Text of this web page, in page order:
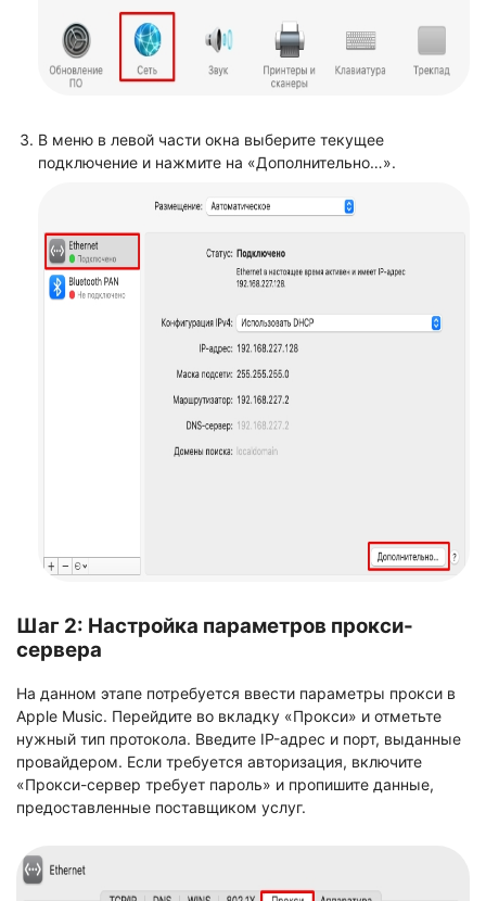
В меню в левой части окна выберите текущее
подключение и нажмите на «Дополнительно…».
Шаг 2: Настройка параметров прокси-
сервера
На данном этапе потребуется ввести параметры прокси в
Apple Music. Перейдите во вкладку «Прокси» и отметьте
нужный тип протокола. Введите IP-адрес и порт, выданные
провайдером. Если требуется авторизация, включите
«Прокси-сервер требует пароль» и пропишите данные,
предоставленные поставщиком услуг.